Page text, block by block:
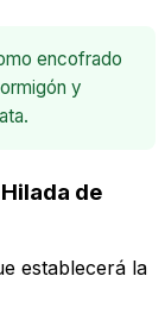
encofrado
y
de
establecerá la